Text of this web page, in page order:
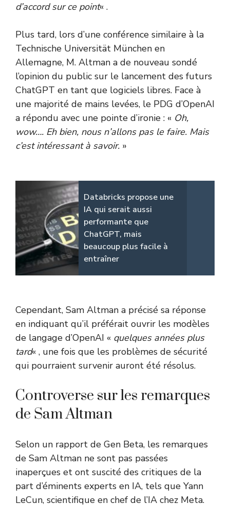
d’accord sur ce point« .
Plus tard, lors d’une conférence similaire à la
Technische Universität München en
Allemagne, M. Altman a de nouveau sondé
l’opinion du public sur le lancement des futurs
ChatGPT en tant que logiciels libres. Face à
une majorité de mains levées, le PDG d’OpenAI
a répondu avec une pointe d’ironie : « Oh,
wow…. Eh bien, nous n’allons pas le faire. Mais
c’est intéressant à savoir. »
Databricks propose une
IA qui serait aussi
performante que
ChatGPT, mais
beaucoup plus facile à
entraîner
Cependant, Sam Altman a précisé sa réponse
en indiquant qu’il préférait ouvrir les modèles
de langage d’OpenAI « quelques années plus
tard« , une fois que les problèmes de sécurité
qui pourraient survenir auront été résolus.
Controverse sur les remarques
de Sam Altman
Selon un rapport de Gen Beta, les remarques
de Sam Altman ne sont pas passées
inaperçues et ont suscité des critiques de la
part d’éminents experts en IA, tels que Yann
LeCun, scientifique en chef de l’IA chez Meta.